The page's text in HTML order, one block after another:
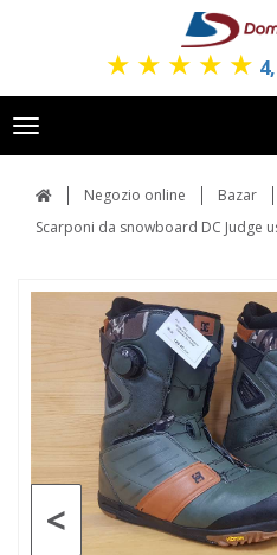
★ ★ ★ ★ ★
Toggle
navigation
Negozio online
Bazar
Scarponi da snowboard DC Judge
<